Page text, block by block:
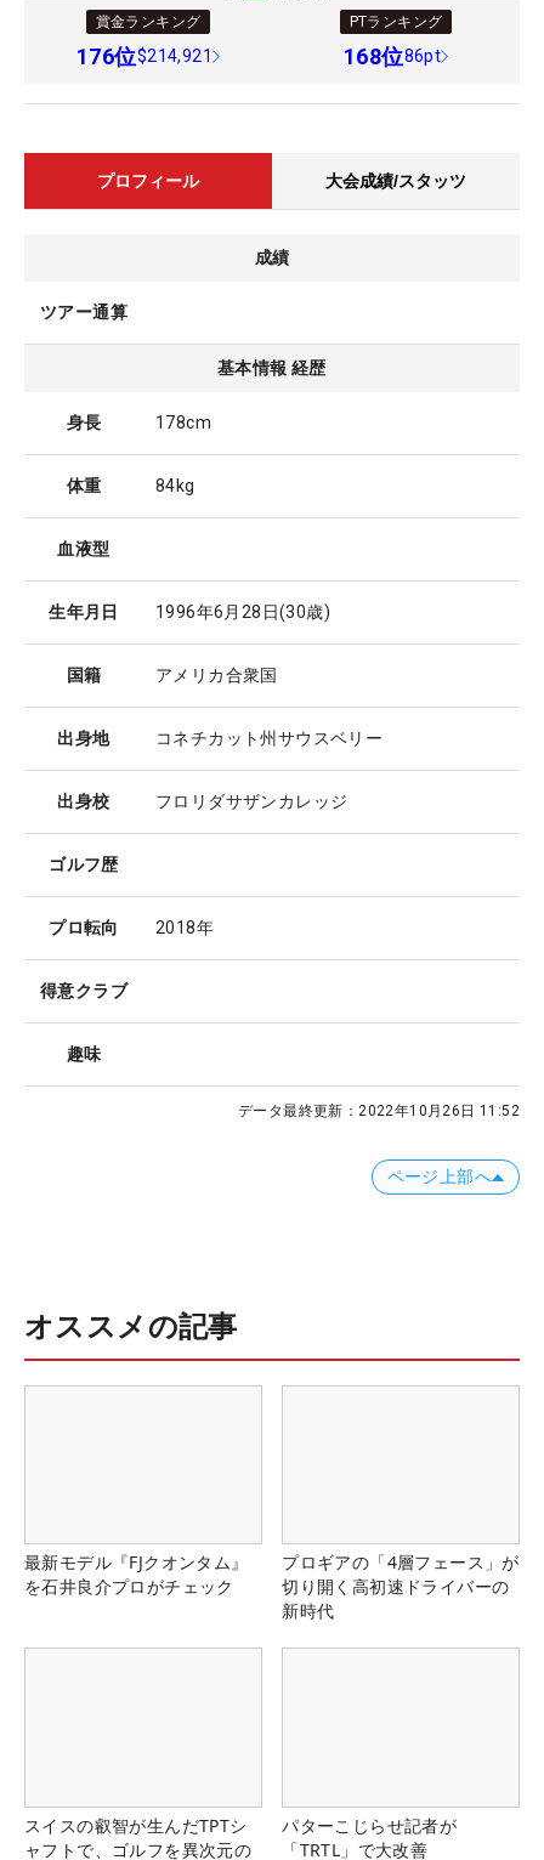
賞金ランキング
176位$214,921
PTランキング
168位86pt
プロフィール 大会成績/スタッツ
成績
ツアー通算
基本情報 経歴
身長 178cm
体重 84kg
血液型
生年月日 1996年6月28日(30歳)
国籍 アメリカ合衆国
出身地 コネチカット州サウスベリー
出身校 フロリダサザンカレッジ
ゴルフ歴
プロ転向 2018年
得意クラブ
趣味
データ最終更新：2022年10月26日 11:52
ページ上部へ
オススメの記事
最新モデル『FJクオンタム』
を石井良介プロがチェック
プロギアの「4層フェース」が
切り開く高初速ドライバーの
新時代
スイスの叡智が生んだTPTシ
ャフトで、ゴルフを異次元の
パターこじらせ記者が
「TRTL」で大改善